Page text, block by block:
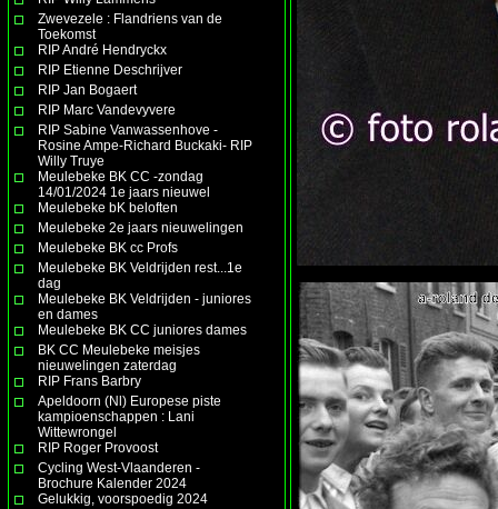
Zwevezele : Flandriens van de
Toekomst
RIP André Hendryckx
RIP Etienne Deschrijver
RIP Jan Bogaert
RIP Marc Vandevyvere
RIP Sabine Vanwassenhove -
Rosine Ampe-Richard Buckaki- RIP
Willy Truye
Meulebeke BK CC -zondag
14/01/2024 1e jaars nieuwel
Meulebeke bK beloften
Meulebeke 2e jaars nieuwelingen
Meulebeke BK cc Profs
Meulebeke BK Veldrijden rest...1e
dag
Meulebeke BK Veldrijden - juniores
en dames
Meulebeke BK CC juniores dames
BK CC Meulebeke meisjes
nieuwelingen zaterdag
RIP Frans Barbry
Apeldoorn (Nl) Europese piste
kampioenschappen : Lani
Wittewrongel
RIP Roger Provoost
Cycling West-Vlaanderen -
Brochure Kalender 2024
Gelukkig, voorspoedig 2024